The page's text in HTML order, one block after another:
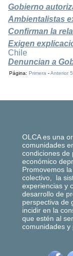
Gobierno
Ambientalistas
Confirman la
Exigen
Chile
Denuncian a
Página:Primera -Anterior
OLCA es una
comunidades
condiciones de
económico
Promovemos
colectivo, la
experiencias y
desarrollo de
perspectiva de
incidir en la
que estén al
comunidades y